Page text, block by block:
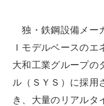
独・鉄鋼設備メー
Ｉモデルベースのエ
大和工業グループの
ル（ＳＹＳ）に採用
き、大量のリアルタ